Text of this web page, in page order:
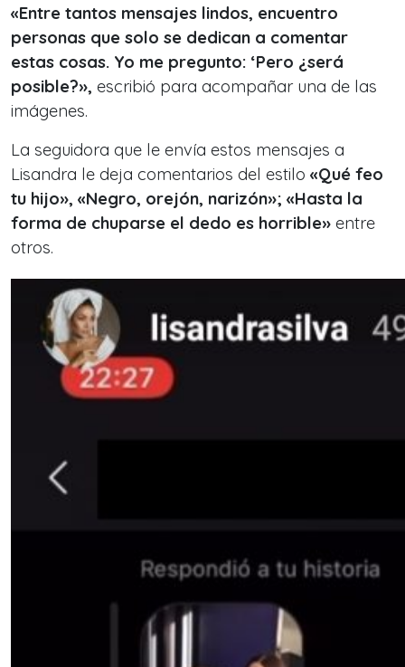
«Entre tantos mensajes lindos, encuentro
personas que solo se dedican a comentar
estas cosas. Yo me pregunto: ‘Pero ¿será
posible?», escribió para acompañar una de las
imágenes.
La seguidora que le envía estos mensajes a
Lisandra le deja comentarios del estilo «Qué feo
tu hijo», «Negro, orejón, narizón»; «Hasta la
forma de chuparse el dedo es horrible» entre
otros.